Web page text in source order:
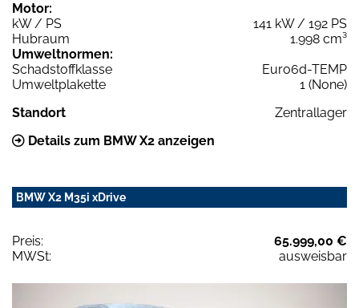
Motor:
kW / PS
141 kW / 192 PS
Hubraum
1.998 cm³
Umweltnormen:
Schadstoffklasse
Euro6d-TEMP
Umweltplakette
1 (None)
Standort
Zentrallager
Details zum BMW X2 anzeigen
BMW X2 M35i xDrive
Preis:
65.999,00 €
MWSt:
ausweisbar